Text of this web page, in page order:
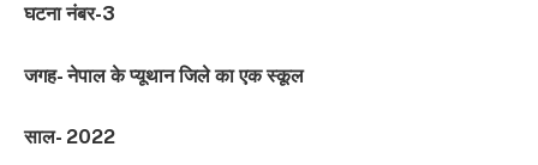
घटना नंबर-3
जगह- नेपाल के प्यूथान जिले का एक स्कूल
साल- 2022